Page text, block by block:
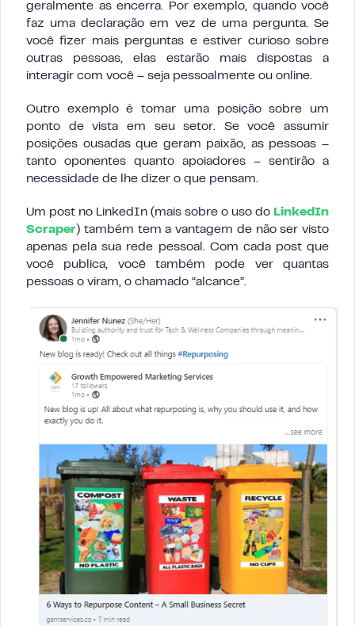
geralmente as encerra. Por exemplo, quando você
faz uma declaração em vez de uma pergunta. Se
você fizer mais perguntas e estiver curioso sobre
outras pessoas, elas estarão mais dispostas a
interagir com você – seja pessoalmente ou online.
Outro exemplo é tomar uma posição sobre um
ponto de vista em seu setor. Se você assumir
posições ousadas que geram paixão, as pessoas –
tanto oponentes quanto apoiadores – sentirão a
necessidade de lhe dizer o que pensam.
Um post no LinkedIn (mais sobre o uso do LinkedIn
Scraper) também tem a vantagem de não ser visto
apenas pela sua rede pessoal. Com cada post que
você publica, você também pode ver quantas
pessoas o viram, o chamado “alcance”.